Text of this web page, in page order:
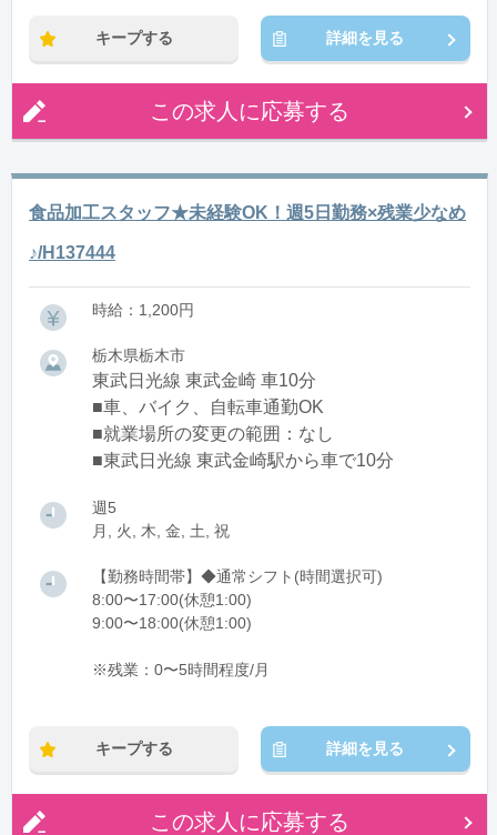
キープする 詳細を見る
この求人に応募する
食品加工スタッフ★未経験OK！週5日勤務×残業少なめ
♪/H137444
時給：1,200円
栃木県栃木市
東武日光線 東武金崎 車10分
■車、バイク、自転車通勤OK
■就業場所の変更の範囲：なし
■東武日光線 東武金崎駅から車で10分
週5
月, 火, 木, 金, 土, 祝
【勤務時間帯】◆通常シフト(時間選択可)
8:00〜17:00(休憩1:00)
9:00〜18:00(休憩1:00)
※残業：0〜5時間程度/月
キープする 詳細を見る
この求人に応募する